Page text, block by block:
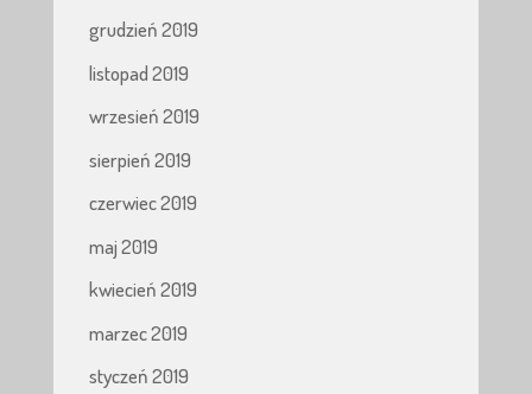
grudzień 2019
listopad 2019
wrzesień 2019
sierpień 2019
czerwiec 2019
maj 2019
kwiecień 2019
marzec 2019
styczeń 2019